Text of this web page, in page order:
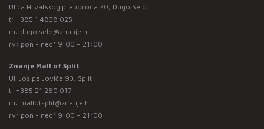
Ulica Hrvatskog preporoda 70, Dugo Selo
t: +385 1 4838 025
m: dugo.selo@znanje.hr
rv: pon - ned* 9:00 – 21:00
Znanje Mall of Split
Ul. Josipa Jovića 93, Split
t: +385 21 280 017
m: mallofsplit@znanje.hr
rv: pon - ned* 9:00 – 21:00